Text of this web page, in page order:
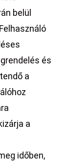
belül
és
a
a
időben,